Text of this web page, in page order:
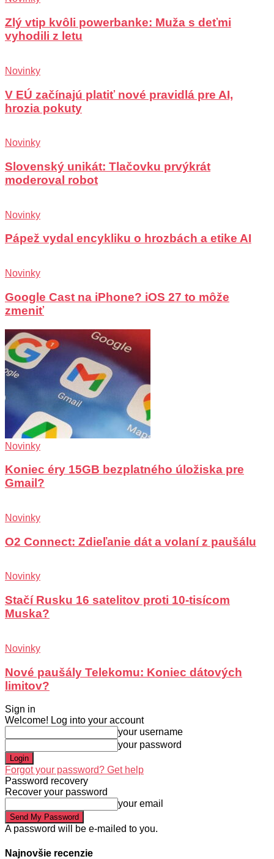
Zlý vtip kvôli powerbanke: Muža s deťmi
vyhodili z letu
Novinky
V EÚ začínajú platiť nové pravidlá pre AI,
hrozia pokuty
Novinky
Slovenský unikát: Tlačovku prvýkrát
moderoval robot
Novinky
Pápež vydal encykliku o hrozbách a etike AI
Novinky
Google Cast na iPhone? iOS 27 to môže
zmeniť
Novinky
Koniec éry 15GB bezplatného úložiska pre
Gmail?
Novinky
O2 Connect: Zdieľanie dát a volaní z paušálu
Novinky
Stačí Rusku 16 satelitov proti 10-tisícom
Muska?
Novinky
Nové paušály Telekomu: Koniec dátových
limitov?
Sign in
Welcome! Log into your account
your username
your password
Forgot your password? Get help
Password recovery
Recover your password
your email
A password will be e-mailed to you.
Najnovšie recenzie